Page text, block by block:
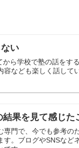
い
ら学校で塾の話をす
容なども楽しく話し
果を見て感じた
専門で、今でも参考の
す。ブログやSNSな